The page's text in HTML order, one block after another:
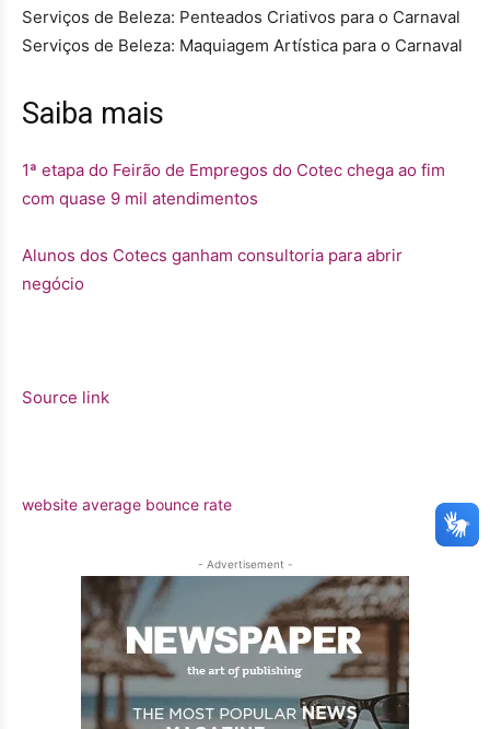
Serviços de Beleza: Penteados Criativos para o Carnaval
Serviços de Beleza: Maquiagem Artística para o Carnaval
Saiba mais
1ª etapa do Feirão de Empregos do Cotec chega ao fim
com quase 9 mil atendimentos
Alunos dos Cotecs ganham consultoria para abrir
negócio
Source link
website average bounce rate
- Advertisement -